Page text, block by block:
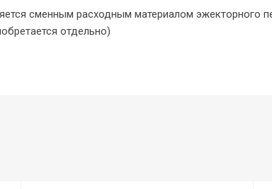
сменным расходным материалом эжекторного
отдельно)